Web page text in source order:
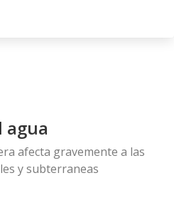
agua
afecta gravemente a las
y subterraneas